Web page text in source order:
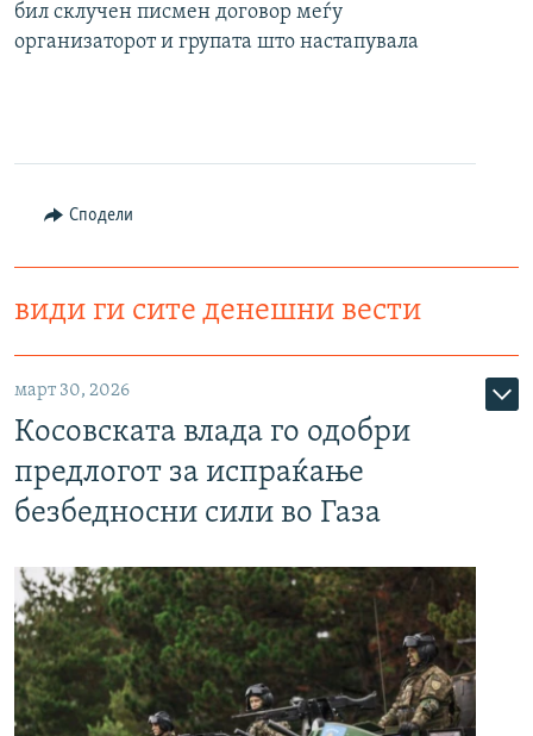
бил склучен писмен договор меѓу
организаторот и групата што настапувала
Сподели
види ги сите денешни вести
март 30, 2026
Косовската влада го одобри
предлогот за испраќање
безбедносни сили во Газа